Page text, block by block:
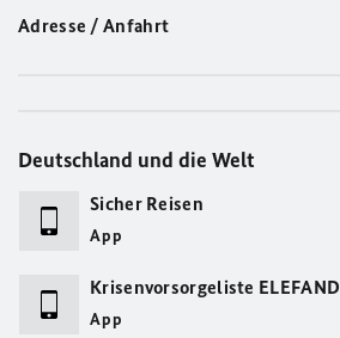
Adresse / Anfahrt
Deutschland und die Welt
Sicher Reisen
App
Krisenvorsorgeliste ELEFAND
App